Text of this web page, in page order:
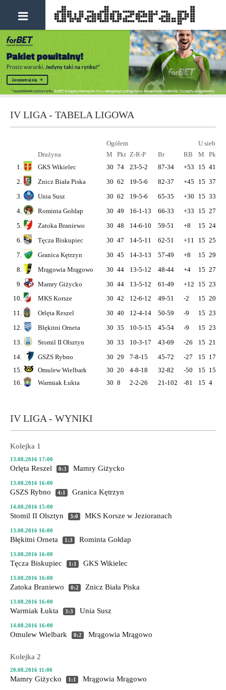
IV LIGA - TABELA LIGOWA
Ogółem
U siebie
Drużyna
M Pkt Z-R-P Br RB M Pkt
1.
GKS Wikielec 30 74 23-5-2 87-34 +53 15 41
2.
Znicz Biała Piska 30 62 19-5-6 82-37 +45 15 37
3.
Unia Susz 30 62 19-5-6 65-35 +30 15 33
4.
Rominta Gołdap 30 49 16-1-13 66-33 +33 15 27
5.
Zatoka Braniewo 30 48 14-6-10 59-51 +8 15 24
6.
Tęcza Biskupiec 30 47 14-5-11 62-51 +11 15 25
7.
Granica Kętrzyn 30 45 14-3-13 57-49 +8 15 29
8.
Mrągowia Mrągowo 30 44 13-5-12 48-44 +4 15 27
9.
Mamry Giżycko 30 44 13-5-12 61-49 +12 15 23
10.
MKS Korsze 30 42 12-6-12 49-51 -2 15 20
11.
Orlęta Reszel 30 40 12-4-14 50-59 -9 15 23
12.
Błękitni Orneta 30 35 10-5-15 45-54 -9 15 23
13.
Stomil II Olsztyn 30 33 10-3-17 43-69 -26 15 21
14.
GSZS Rybno 30 29 7-8-15 45-72 -27 15 17
15.
Omulew Wielbark 30 20 4-8-18 32-82 -50 15 15
16.
Warmiak Łukta 30 8 2-2-26 21-102 -81 15 4
IV LIGA - WYNIKI
Kolejka 1
13.08.2016 17:00
Orlęta Reszel 0:3 Mamry Giżycko
13.08.2016 16:00
GSZS Rybno 4:1 Granica Kętrzyn
14.08.2016 15:00
Stomil II Olsztyn 3:0 MKS Korsze w Jezioranach
13.08.2016 16:00
Błękitni Orneta 1:3 Rominta Gołdap
13.08.2016 16:00
Tęcza Biskupiec 1:1 GKS Wikielec
13.08.2016 16:00
Zatoka Braniewo 0:2 Znicz Biała Piska
13.08.2016 16:00
Warmiak Łukta 3:3 Unia Susz
14.08.2016 16:00
Omulew Wielbark 0:2 Mrągowia Mrągowo
Kolejka 2
20.08.2016 11:00
Mamry Giżycko 1:1 Mrągowia Mrągowo